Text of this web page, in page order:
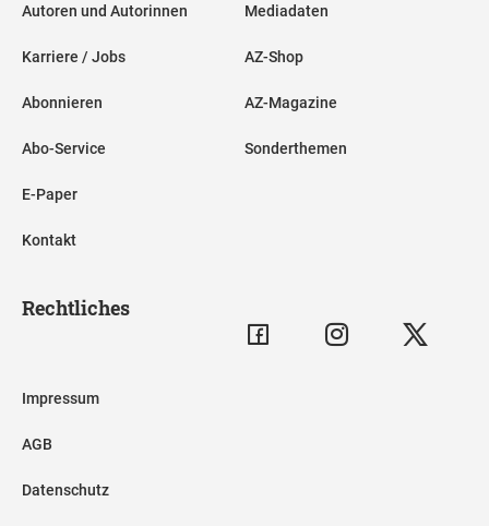
Autoren und Autorinnen
Karriere / Jobs
Abonnieren
Abo-Service
E-Paper
Kontakt
Mediadaten
AZ-Shop
AZ-Magazine
Sonderthemen
Rechtliches
Impressum
AGB
Datenschutz